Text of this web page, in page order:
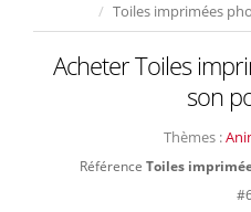
Toiles imprimées
Acheter Toiles
son
Thèmes :
Référence Toiles